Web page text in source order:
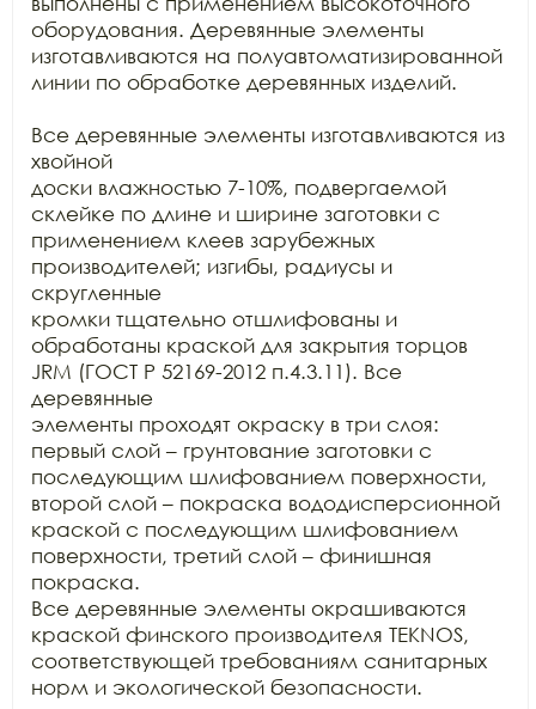
оборудования. Деревянные элементы
изготавливаются на полуавтоматизированной
линии по обработке деревянных изделий.
Все деревянные элементы изготавливаются из
хвойной
доски влажностью 7-10%, подвергаемой
склейке по длине и ширине заготовки с
применением клеев зарубежных
производителей; изгибы, радиусы и
скругленные
кромки тщательно отшлифованы и
обработаны краской для закрытия торцов
JRM (ГОСТ Р 52169-2012 п.4.3.11). Все
деревянные
элементы проходят окраску в три слоя:
первый слой – грунтование заготовки с
последующим шлифованием поверхности,
второй слой – покраска вододисперсионной
краской с последующим шлифованием
поверхности, третий слой – финишная
покраска.
Все деревянные элементы окрашиваются
краской финского производителя TEKNOS,
соответствующей требованиям санитарных
норм и экологической безопасности.